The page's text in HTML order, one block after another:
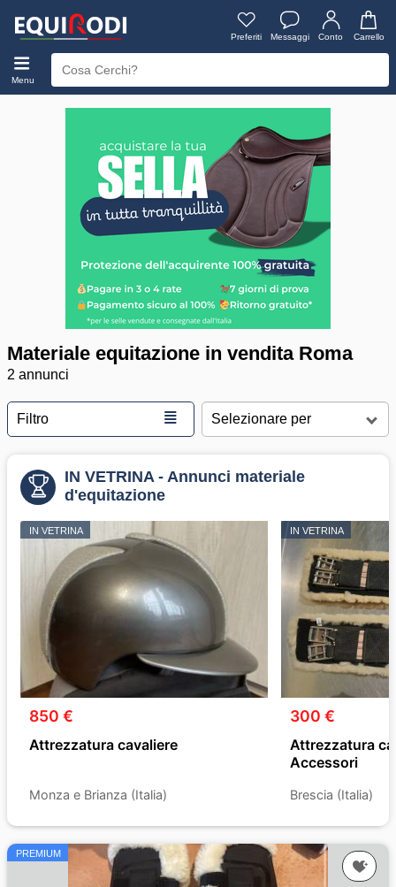
Preferiti Messaggi Conto Carrello
Menu
Materiale equitazione in vendita Roma
2 annunci
Filtro ≣
IN VETRINA - Annunci materiale
d'equitazione
IN VETRINA
850 €
Attrezzatura cavaliere
Monza e Brianza (Italia)
IN VETRINA
300 €
Attrezzatura
Accessori
Brescia (Italia)
PREMIUM